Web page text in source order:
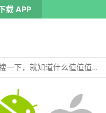
载 APP